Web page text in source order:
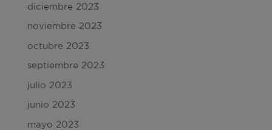
diciembre 2023
noviembre 2023
octubre 2023
septiembre 2023
julio 2023
junio 2023
mayo 2023